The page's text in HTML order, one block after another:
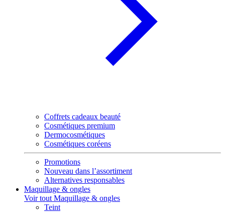
Coffrets cadeaux beauté
Cosmétiques premium
Dermocosmétiques
Cosmétiques coréens
Promotions
Nouveau dans l’assortiment
Alternatives responsables
Maquillage & ongles
Voir tout Maquillage & ongles
Teint